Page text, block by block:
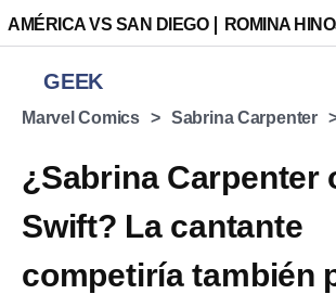
AMÉRICA VS SAN DIEGO ROMINA
GEEK
Marvel Comics Sabrina Carpenter
¿Sabrina Carpenter
Swift? La cantante
competiría también